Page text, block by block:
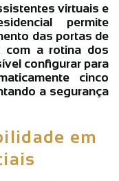
virtuais e
permite
das portas de
com a rotina dos
configurar para
cinco
a segurança
em